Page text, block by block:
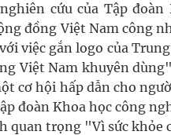
cứu của Tập
đồng Việt Nam công
việc gắn logo của
Việt Nam khuyên
cơ hội hấp dẫn cho
đoàn Khoa học công
quan trọng "Vì sức khỏe